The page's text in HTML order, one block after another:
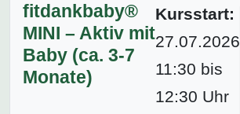
fitdankbaby®
MINI – Aktiv mit
Baby (ca. 3-7
Monate)
Kursstart:
27.07.2026
11:30 bis
12:30 Uhr